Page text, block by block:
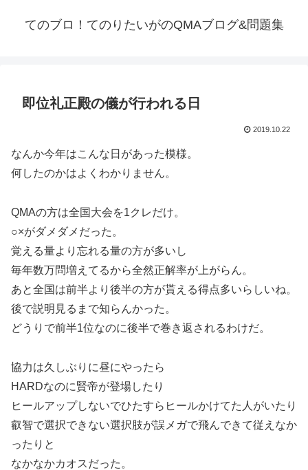
てのブロ！てのりたいがのQMAブログ&問題集
即位礼正殿の儀が行われる日
2019.10.22
なんか今年はこんな日があった模様。
何したのかはよくわかりません。
QMAの方は全国大会を1クレだけ。
○×がダメダメだった。
覚える量より忘れる量の方が多いし
毎年数万問増えてるから全然正解率が上がらん。
あと全国は前半より後半の方が貰える得点多いらしいね。
後で説明見るまで知らんかった。
どうりで前半1位なのに後半で巻き返されるわけだ。
協力は久しぶりに昼にやったら
HARDなのに賢帝が登場したり
ヒールアップしないでひたすらヒールかけてた人がいたり
叡智で選択できない選択肢が誤メガで飛んできて従えなか
ったりと
なかなかカオスだった。